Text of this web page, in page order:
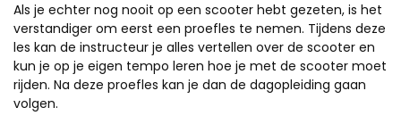
Als je echter nog nooit op een scooter hebt gezeten, is het
verstandiger om eerst een proefles te nemen. Tijdens deze
les kan de instructeur je alles vertellen over de scooter en
kun je op je eigen tempo leren hoe je met de scooter moet
rijden. Na deze proefles kan je dan de dagopleiding gaan
volgen.